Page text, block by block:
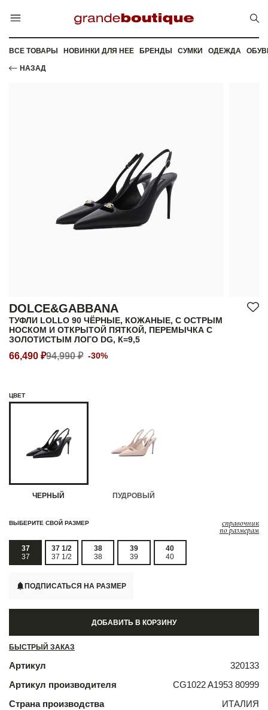
ВСЕ ТОВАРЫ НОВИНКИ ДЛЯ НЕЕ БРЕНДЫ СУМКИ ОДЕЖДА
НАЗАД
DOLCE&GABBANA
ТУФЛИ LOLLO 90 ЧЁРНЫЕ, КОЖАНЫЕ, С ОСТРЫМ
НОСКОМ И ОТКРЫТОЙ ПЯТКОЙ, ПЕРЕМЫЧКА С
ЗОЛОТИСТЫМ ЛОГО DG, К=9,5
66,490 ₽94,990 ₽ -30%
ЦВЕТ
ЧЕРНЫЙ ПУДРОВЫЙ
ВЫБЕРИТЕ СВОЙ РАЗМЕР справочник
по размерам
37
37
37 1/2
37 1/2
38
38
39
39
40
40
ПОДПИСАТЬСЯ НА РАЗМЕР
ДОБАВИТЬ В КОРЗИНУ
БЫСТРЫЙ ЗАКАЗ
Артикул
320133
Артикул производителя
CG1022 A1953 80999
Страна производства
ИТАЛИЯ